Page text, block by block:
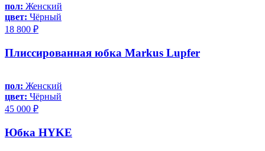
пол: Женский
цвет: Чёрный
18 800 ₽
Плиссированная юбка Markus Lupfer
пол: Женский
цвет: Чёрный
45 000 ₽
Юбка HYKE